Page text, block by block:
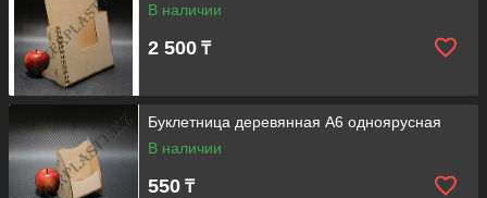
В наличии
2 500 ₸
Буклетница деревянная А6 одноярусная
В наличии
550 ₸